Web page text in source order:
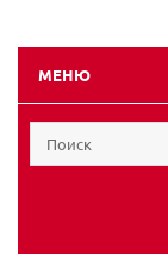
МЕНЮ